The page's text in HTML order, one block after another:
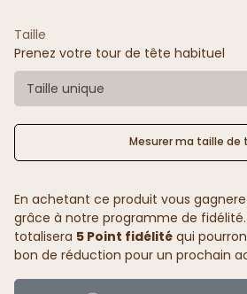
Taille
Prenez votre tour de tête habituel
Taille unique
Mesurer ma taille de
En achetant ce produit vous
grâce à notre programme de
totalisera 5 Point fidélité qui
bon de réduction pour un prochain